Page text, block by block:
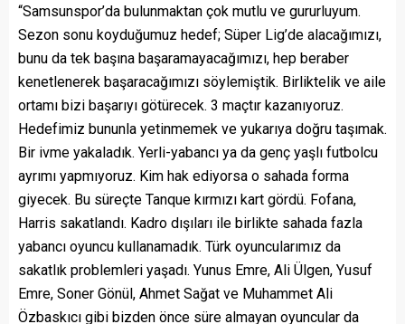
“Samsunspor’da bulunmaktan çok mutlu ve gururluyum.
Sezon sonu koyduğumuz hedef; Süper Lig’de alacağımızı,
bunu da tek başına başaramayacağımızı, hep beraber
kenetlenerek başaracağımızı söylemiştik. Birliktelik ve aile
ortamı bizi başarıyı götürecek. 3 maçtır kazanıyoruz.
Hedefimiz bununla yetinmemek ve yukarıya doğru taşımak.
Bir ivme yakaladık. Yerli-yabancı ya da genç yaşlı futbolcu
ayrımı yapmıyoruz. Kim hak ediyorsa o sahada forma
giyecek. Bu süreçte Tanque kırmızı kart gördü. Fofana,
Harris sakatlandı. Kadro dışıları ile birlikte sahada fazla
yabancı oyuncu kullanamadık. Türk oyuncularımız da
sakatlık problemleri yaşadı. Yunus Emre, Ali Ülgen, Yusuf
Emre, Soner Gönül, Ahmet Sağat ve Muhammet Ali
Özbaskıcı gibi bizden önce süre almayan oyuncular da